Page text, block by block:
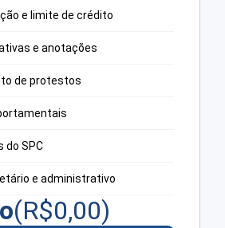
e limite de crédito
e anotações
de protestos
do SPC
e administrativo
(R$0,00)